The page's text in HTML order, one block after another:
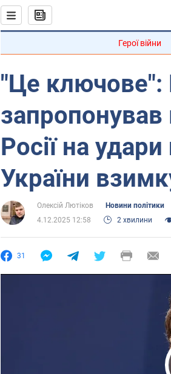
Герої війни
"Це ключове":
запропонував
Росії на
України
Олексій Лютіков
Новини політики
4.12.2025 12:58
2 хвилини
31